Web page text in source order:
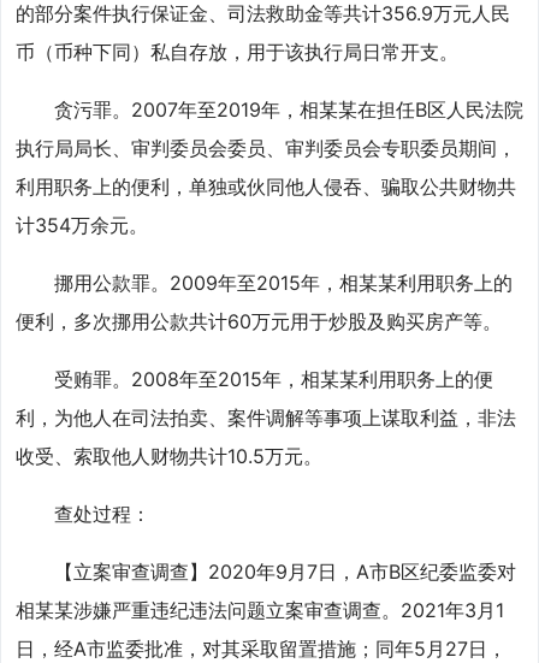
的部分案件执行保证金、司法救助金等共计356.9万元人民
币（币种下同）私自存放，用于该执行局日常开支。
贪污罪。2007年至2019年，相某某在担任B区人民法院
执行局局长、审判委员会委员、审判委员会专职委员期间，
利用职务上的便利，单独或伙同他人侵吞、骗取公共财物共
计354万余元。
挪用公款罪。2009年至2015年，相某某利用职务上的
便利，多次挪用公款共计60万元用于炒股及购买房产等。
受贿罪。2008年至2015年，相某某利用职务上的便
利，为他人在司法拍卖、案件调解等事项上谋取利益，非法
收受、索取他人财物共计10.5万元。
查处过程：
【立案审查调查】2020年9月7日，A市B区纪委监委对
相某某涉嫌严重违纪违法问题立案审查调查。2021年3月1
日，经A市监委批准，对其采取留置措施；同年5月27日，